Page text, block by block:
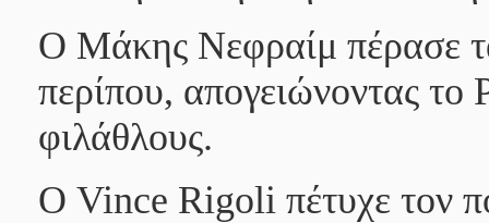
Ο Μάκης Νεφραίμ πέρασε
περίπου, απογειώνοντας το
φιλάθλους.
Ο Vince Rigoliπέτυχε τον